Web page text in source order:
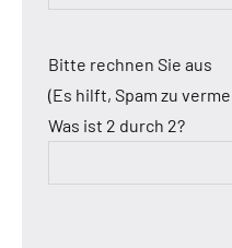
Bitte rechnen Sie aus
(Es hilft, Spam zu
Was ist 2 durch 2?